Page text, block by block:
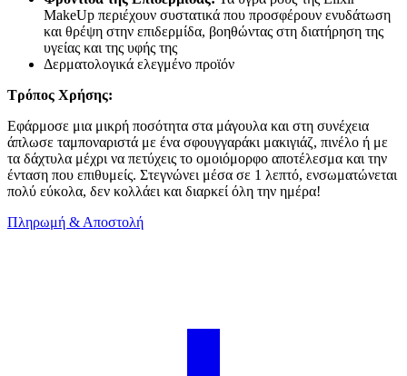
MakeUp περιέχουν συστατικά που προσφέρουν ενυδάτωση
και θρέψη στην επιδερμίδα, βοηθώντας στη διατήρηση της
υγείας και της υφής της
Δερματολογικά ελεγμένο προϊόν
Τρόπος Χρήσης:
Εφάρμοσε μια μικρή ποσότητα στα μάγουλα και στη συνέχεια
άπλωσε ταμποναριστά με ένα σφουγγαράκι μακιγιάζ, πινέλο ή με
τα δάχτυλα μέχρι να πετύχεις το ομοιόμορφο αποτέλεσμα και την
ένταση που επιθυμείς. Στεγνώνει μέσα σε 1 λεπτό, ενσωματώνεται
πολύ εύκολα, δεν κολλάει και διαρκεί όλη την ημέρα!
Πληρωμή & Αποστολή